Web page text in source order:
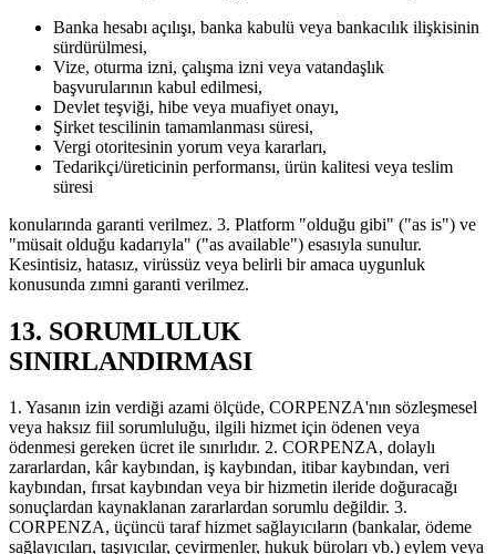
Banka hesabı açılışı, banka kabulü veya bankacılık ilişkisinin
sürdürülmesi,
Vize, oturma izni, çalışma izni veya vatandaşlık
başvurularının kabul edilmesi,
Devlet teşviği, hibe veya muafiyet onayı,
Şirket tescilinin tamamlanması süresi,
Vergi otoritesinin yorum veya kararları,
Tedarikçi/üreticinin performansı, ürün kalitesi veya teslim
süresi
konularında garanti verilmez. 3. Platform "olduğu gibi" ("as is") ve
"müsait olduğu kadarıyla" ("as available") esasıyla sunulur.
Kesintisiz, hatasız, virüssüz veya belirli bir amaca uygunluk
konusunda zımni garanti verilmez.
13. SORUMLULUK
SINIRLANDIRMASI
1. Yasanın izin verdiği azami ölçüde, CORPENZA'nın sözleşmesel
veya haksız fiil sorumluluğu, ilgili hizmet için ödenen veya
ödenmesi gereken ücret ile sınırlıdır. 2. CORPENZA, dolaylı
zararlardan, kâr kaybından, iş kaybından, itibar kaybından, veri
kaybından, fırsat kaybından veya bir hizmetin ileride doğuracağı
sonuçlardan kaynaklanan zararlardan sorumlu değildir. 3.
CORPENZA, üçüncü taraf hizmet sağlayıcıların (bankalar, ödeme
sağlayıcıları, taşıyıcılar, çevirmenler, hukuk büroları vb.) eylem veya